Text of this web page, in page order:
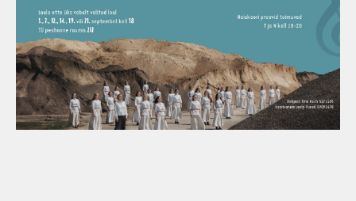
Tartumaa Tantsupidu
„Juure Juures”
Suudlev Tartu
18.05.2024
Kulno
Kungla
Est Eng